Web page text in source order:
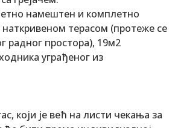
намештен и комплетно
терасом (протеже се
радног простора), 19м2
уграђеног из
који је већ на листи чекања за